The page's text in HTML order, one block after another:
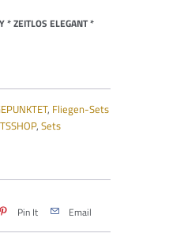
* ZEITLOS ELEGANT *
, Fliegen-Sets
, Sets
Pin It Email